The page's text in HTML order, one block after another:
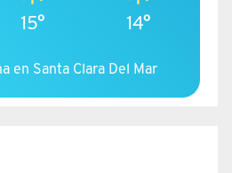
15° 14°
en Santa Clara Del Mar